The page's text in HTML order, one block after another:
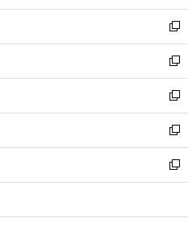
開
く
ウ
で
開
く
ン
ド
ウ
で
開
く
ウ
ィ
ン
ド
ウ
で
開
く
新
し
い
ウ
ィ
ン
ド
ウ
で
開
新
し
い
ウ
ィ
ン
ド
ウ
開
新
し
い
ウ
ィ
ン
ウ
新
し
い
ウ
ン
新
し
ウ